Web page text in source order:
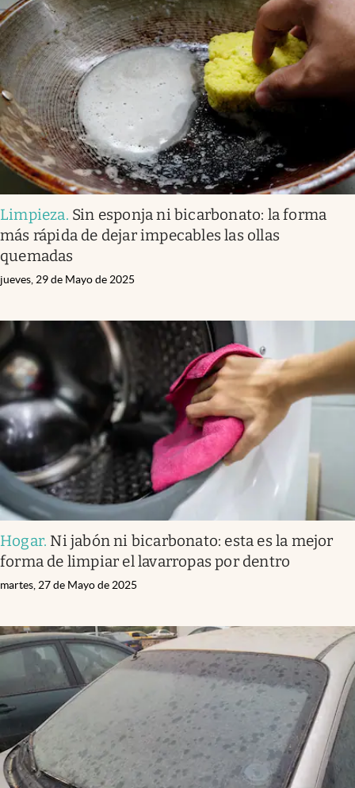
Limpieza. Sin esponja ni bicarbonato: la forma
más rápida de dejar impecables las ollas
quemadas
jueves, 29 de Mayo de 2025
Hogar. Ni jabón ni bicarbonato: esta es la mejor
forma de limpiar el lavarropas por dentro
martes, 27 de Mayo de 2025